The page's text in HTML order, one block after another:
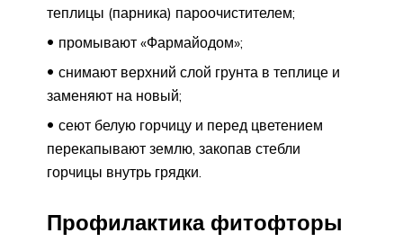
теплицы (парника) пароочистителем;
промывают «Фармайодом»;
снимают верхний слой грунта в теплице и
заменяют на новый;
сеют белую горчицу и перед цветением
перекапывают землю, закопав стебли
горчицы внутрь грядки.
Профилактика фитофторы